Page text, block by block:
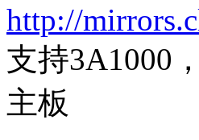
http://
支持3A1000
主板